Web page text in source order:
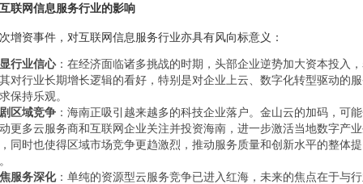
联网信息服务行业的影响
增资事件，对互联网信息服务行业亦具有风向标意义：
行业信心：在经济面临诸多挑战的时期，头部企业逆势加大资本投入
对行业长期增长逻辑的看好，特别是对企业上云、数字化转型驱动的
保持乐观。
区域竞争 ：海南正吸引越来越多的科技企业落户。金山云的加码，可
更多云服务商和互联网企业关注并投资海南，进一步激活当地数字产
同时也使得区域市场竞争更趋激烈，推动服务质量和创新水平的整体提
服务深化：单纯的资源型云服务竞争已进入红海，未来的焦点在于与